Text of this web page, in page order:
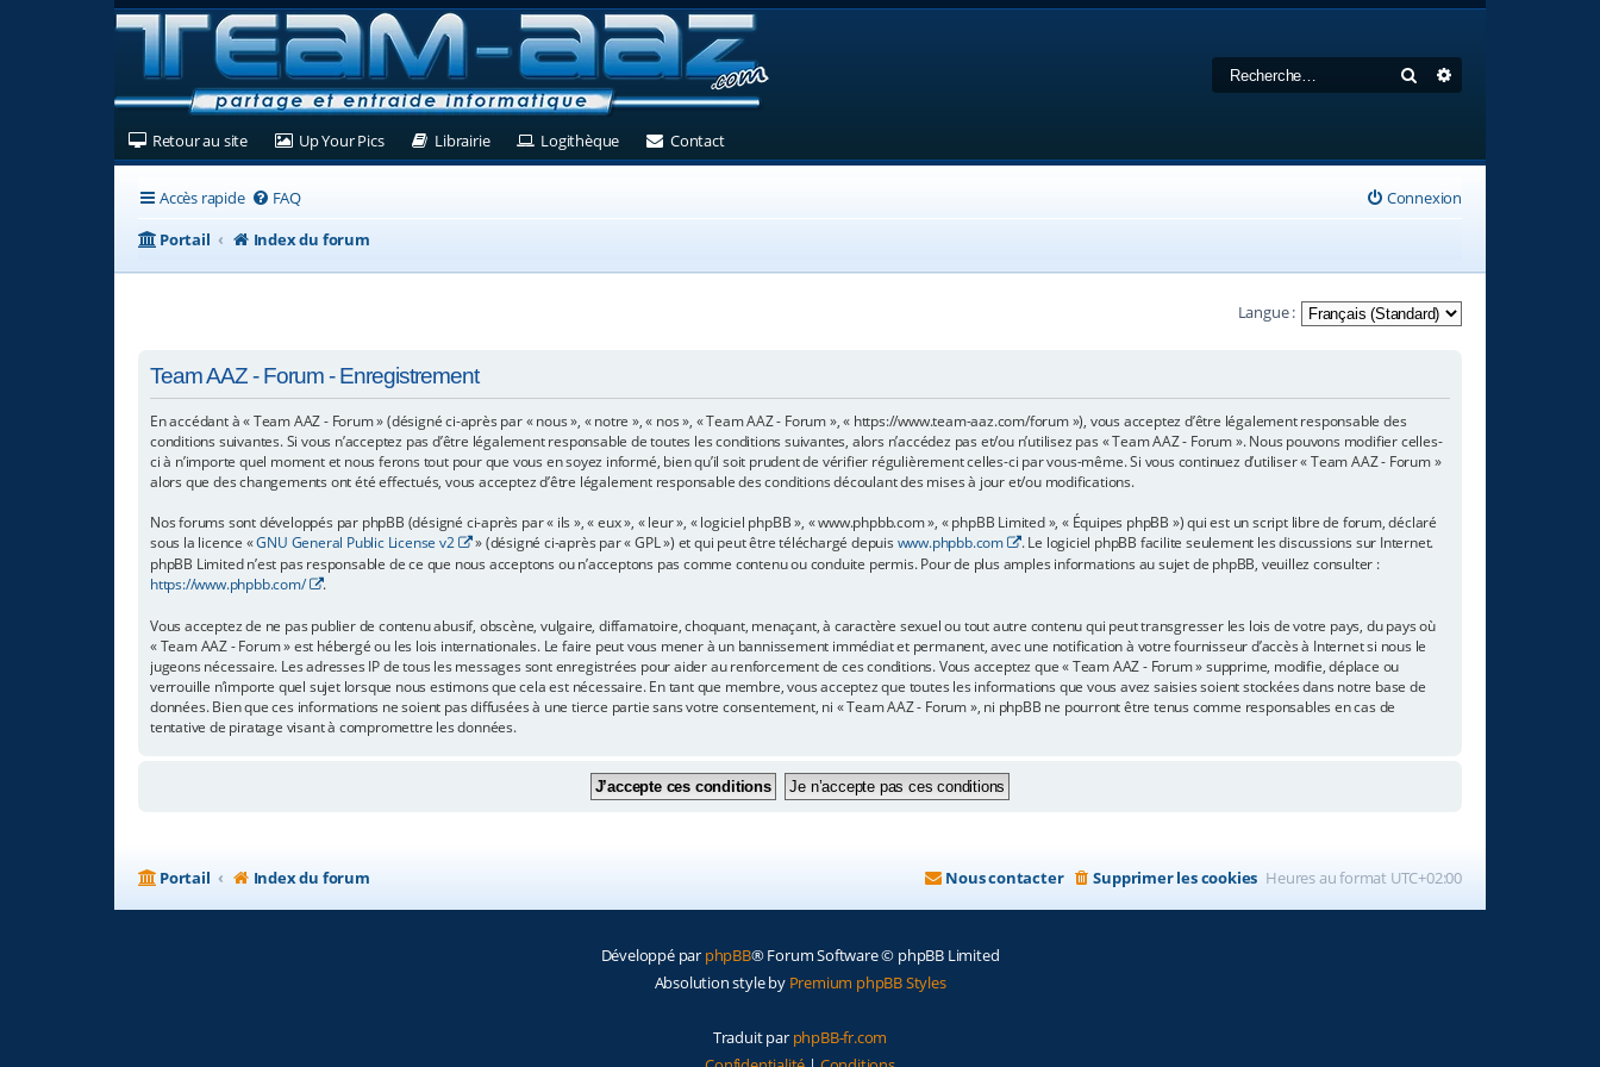
Rechercher
Retour au site(Ouvre un nouvel onglet)
Up Your Pics(Ouvre un nouvel onglet)
Librairie(Ouvre un nouvel onglet)
Logithèque(Ouvre un nouvel onglet)
Contact(Ouvre un nouvel onglet)
Accès rapide FAQ
Connexion
Portail
Index du forum
Langue :
Team AAZ - Forum - Enregistrement
En accédant à « Team AAZ - Forum » (désigné ci-après par « nous », « notre », « nos », « Team AAZ - Forum », « https://www.team-aaz.com/forum »), vous acceptez d’être légalement responsable des
conditions suivantes. Si vous n’acceptez pas d’être légalement responsable de toutes les conditions suivantes, alors n’accédez pas et/ou n’utilisez pas « Team AAZ - Forum ». Nous pouvons modifier celles-
ci à n’importe quel moment et nous ferons tout pour que vous en soyez informé, bien qu’il soit prudent de vérifier régulièrement celles-ci par vous-même. Si vous continuez d’utiliser « Team AAZ - Forum »
alors que des changements ont été effectués, vous acceptez d’être légalement responsable des conditions découlant des mises à jour et/ou modifications.
Nos forums sont développés par phpBB (désigné ci-après par « ils », « eux », « leur », « logiciel phpBB », « www.phpbb.com », « phpBB Limited », « Équipes phpBB ») qui est un script libre de forum, déclaré
sous la licence «GNU General Public License v2 » (désigné ci-après par « GPL ») et qui peut être téléchargé depuis www.phpbb.com
. Le logiciel phpBB facilite seulement les discussions sur Internet.
phpBB Limited n’est pas responsable de ce que nous acceptons ou n’acceptons pas comme contenu ou conduite permis. Pour de plus amples informations au sujet de phpBB, veuillez consulter :
https://www.phpbb.com/
.
Vous acceptez de ne pas publier de contenu abusif, obscène, vulgaire, diffamatoire, choquant, menaçant, à caractère sexuel ou tout autre contenu qui peut transgresser les lois de votre pays, du pays où
« Team AAZ - Forum » est hébergé ou les lois internationales. Le faire peut vous mener à un bannissement immédiat et permanent, avec une notification à votre fournisseur d’accès à Internet si nous le
jugeons nécessaire. Les adresses IP de tous les messages sont enregistrées pour aider au renforcement de ces conditions. Vous acceptez que « Team AAZ - Forum » supprime, modifie, déplace ou
verrouille n’importe quel sujet lorsque nous estimons que cela est nécessaire. En tant que membre, vous acceptez que toutes les informations que vous avez saisies soient stockées dans notre base de
données. Bien que ces informations ne soient pas diffusées à une tierce partie sans votre consentement, ni « Team AAZ - Forum », ni phpBB ne pourront être tenus comme responsables en cas de
tentative de piratage visant à compromettre les données.
Portail Index du forum Heures au format UTC+02:00
Supprimer les cookies
Nous contacter
Développé par phpBB® Forum Software © phpBB Limited
Absolution style by Premium phpBB Styles
Traduit par phpBB-fr.com